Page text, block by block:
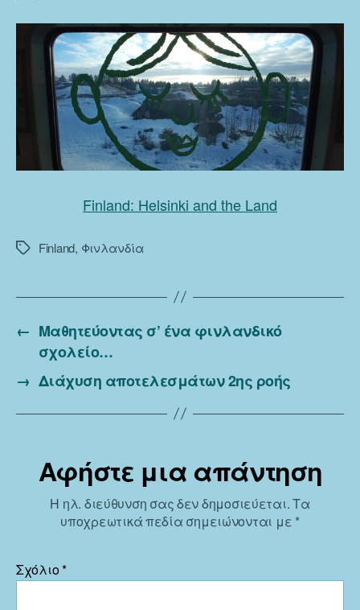
Finland: Helsinki and the Land
Ετικέτες
Finland, Φινλανδία
← Μαθητεύοντας σ’ ένα φινλανδικό
σχολείο…
→ Διάχυση αποτελεσμάτων 2ης ροής
Αφήστε μια απάντηση
Η ηλ. διεύθυνση σας δεν δημοσιεύεται.Τα
υποχρεωτικά πεδία σημειώνονται με *
Σχόλιο*